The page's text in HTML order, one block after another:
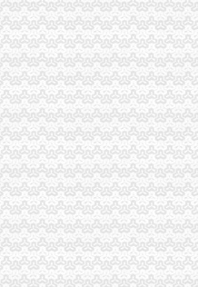
工作思路
中区装修网有哪些
商信息_电话_地址_信用信息
册公司|宋林
信一知识产权服务有限公司_
广州学护理学（
汽车频道_中国山东网
好开适合公司买_重庆商
开展整-广西新闻网